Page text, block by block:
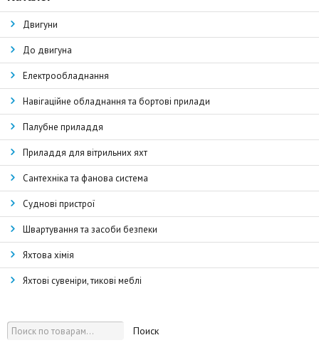
Двигуни
До двигуна
Електрообладнання
Навігаційне обладнання та бортові прилади
Палубне приладдя
Приладдя для вітрильних яхт
Сантехніка та фанова система
Суднові пристрої
Швартування та засоби безпеки
Яхтова хімія
Яхтові сувеніри, тикові меблі
Поиск